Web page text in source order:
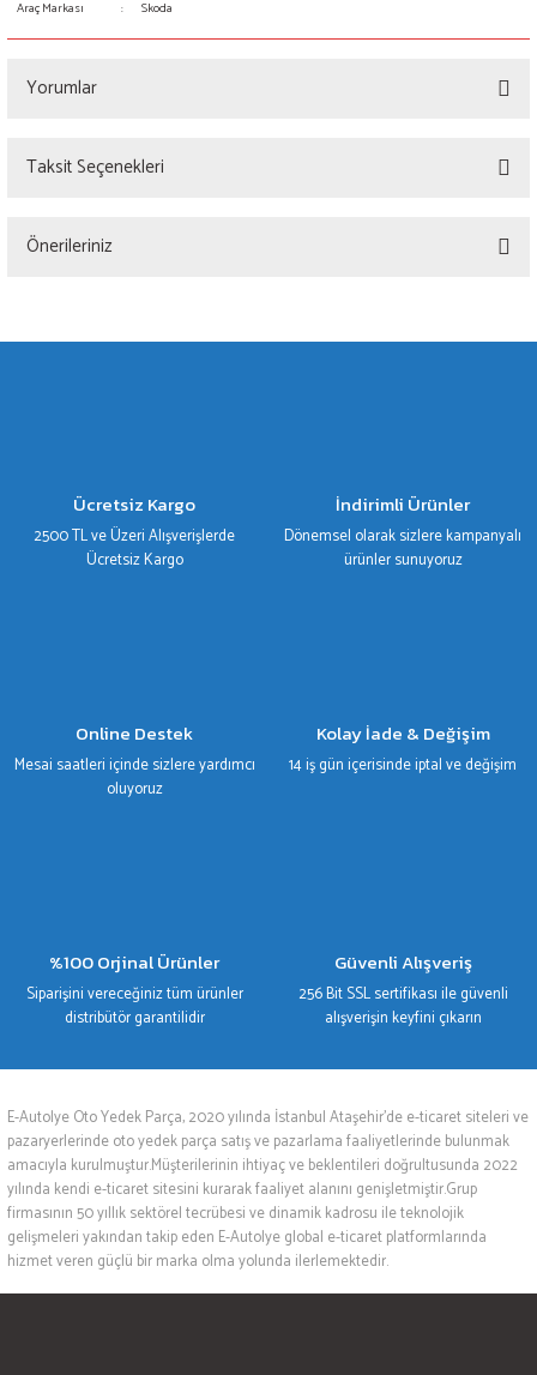
Araç Markası : Skoda
Yorumlar
Taksit Seçenekleri
Önerileriniz
gördüğünüz noktaları öneri formunu kullanarak tarafımıza iletebilirsiniz.
Ürün fiyatı diğer sitelerden daha pahalı.
Bu ürüne benzer farklı alternatifler olmalı.
Ücretsiz Kargo
2500 TL ve Üzeri Alışverişlerde
Ücretsiz Kargo
İndirimli Ürünler
Dönemsel olarak sizlere kampanyalı
ürünler sunuyoruz
Online Destek
Mesai saatleri içinde sizlere yardımcı
oluyoruz
Kolay İade & Değişim
14 iş gün içerisinde iptal ve değişim
%100 Orjinal Ürünler
Siparişini vereceğiniz tüm ürünler
distribütör garantilidir
Güvenli Alışveriş
256 Bit SSL sertifikası ile güvenli
alışverişin keyfini çıkarın
E-Autolye Oto Yedek Parça, 2020 yılında İstanbul Ataşehir’de e-ticaret siteleri ve
pazaryerlerinde oto yedek parça satış ve pazarlama faaliyetlerinde bulunmak
amacıyla kurulmuştur.Müşterilerinin ihtiyaç ve beklentileri doğrultusunda 2022
yılında kendi e-ticaret sitesini kurarak faaliyet alanını genişletmiştir.Grup
firmasının 50 yıllık sektörel tecrübesi ve dinamik kadrosu ile teknolojik
gelişmeleri yakından takip eden E-Autolye global e-ticaret platformlarında
hizmet veren güçlü bir marka olma yolunda ilerlemektedir.